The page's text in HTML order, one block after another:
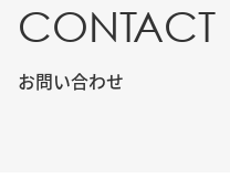
CONTACT
お問い合わせ